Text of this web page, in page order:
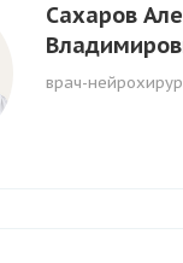
Сахаров
врач-